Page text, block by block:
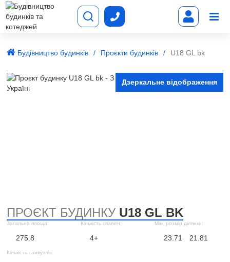
Будівництво будинків Проєкти будинків U18 GL bk
Дзеркальне відображення
ПРОЄКТ БУДИНКУ U18 GL BK
Загальна площа:
275.8
Кількість спален:
4+
Мін. розмір ділянки:
23.71 21.81
Кількість санвузлів: